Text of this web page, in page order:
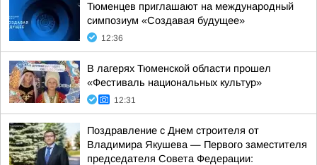
Тюменцев приглашают на международный
симпозиум «Создавая будущее»
12:36
В лагерях Тюменской области прошел
«Фестиваль национальных культур»
12:31
Поздравление с Днем строителя от
Владимира Якушева — Первого заместителя
председателя Совета Федерации: